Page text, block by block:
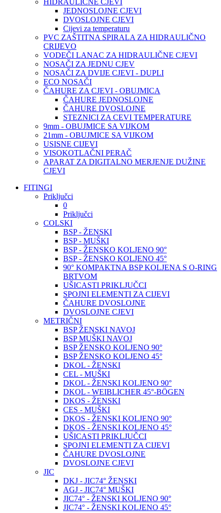
HIDRAULIČNE CJEVI
JEDNOSLOJNE CJEVI
DVOSLOJNE CJEVI
Cijevi za temperaturu
PVC ZAŠTITNA SPIRALA ZA HIDRAULIČNO
CRIJEVO
VODEČI LANAC ZA HIDRAULIČNE CJEVI
NOSAČI ZA JEDNU CJEV
NOSAČI ZA DVIJE CJEVI - DUPLI
ECO NOSAČI
ČAHURE ZA CJEVI - OBUJMICA
ČAHURE JEDNOSLOJNE
ČAHURE DVOSLOJNE
STEZNICI ZA CEVI TEMPERATURE
9mm - OBUJMICE SA VIJKOM
21mm - OBUJMICE SA VIJKOM
USISNE CIJEVI
VISOKOTLAČNI PERAČ
APARAT ZA DIGITALNO MERJENJE DUŽINE
CJEVI
FITINGI
Priključci
0
Priključci
COLSKI
BSP - ŽENSKI
BSP - MUŠKI
BSP - ŽENSKO KOLJENO 90°
BSP - ŽENSKO KOLJENO 45°
90° KOMPAKTNA BSP KOLJENA S O-RING
BRTVOM
UŠICASTI PRIKLJUČCI
SPOJNI ELEMENTI ZA CIJEVI
ČAHURE DVOSLOJNE
DVOSLOJNE CJEVI
METRIČNI
BSP ŽENSKI NAVOJ
BSP MUŠKI NAVOJ
BSP ŽENSKO KOLJENO 90°
BSP ŽENSKO KOLJENO 45°
DKOL - ŽENSKI
CEL - MUŠKI
DKOL - ŽENSKI KOLJENO 90°
DKOL - WEIBLICHER 45°-BÖGEN
DKOS - ŽENSKI
CES - MUŠKI
DKOS - ŽENSKI KOLJENO 90°
DKOS - ŽENSKI KOLJENO 45°
UŠICASTI PRIKLJUČCI
SPOJNI ELEMENTI ZA CIJEVI
ČAHURE DVOSLOJNE
DVOSLOJNE CJEVI
JIC
DKJ - JIC74° ŽENSKI
AGJ - JIC74° MUŠKI
JIC74° - ŽENSKI KOLJENO 90°
JIC74° - ŽENSKI KOLJENO 45°